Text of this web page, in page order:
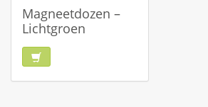
Magneetdozen –
Lichtgroen